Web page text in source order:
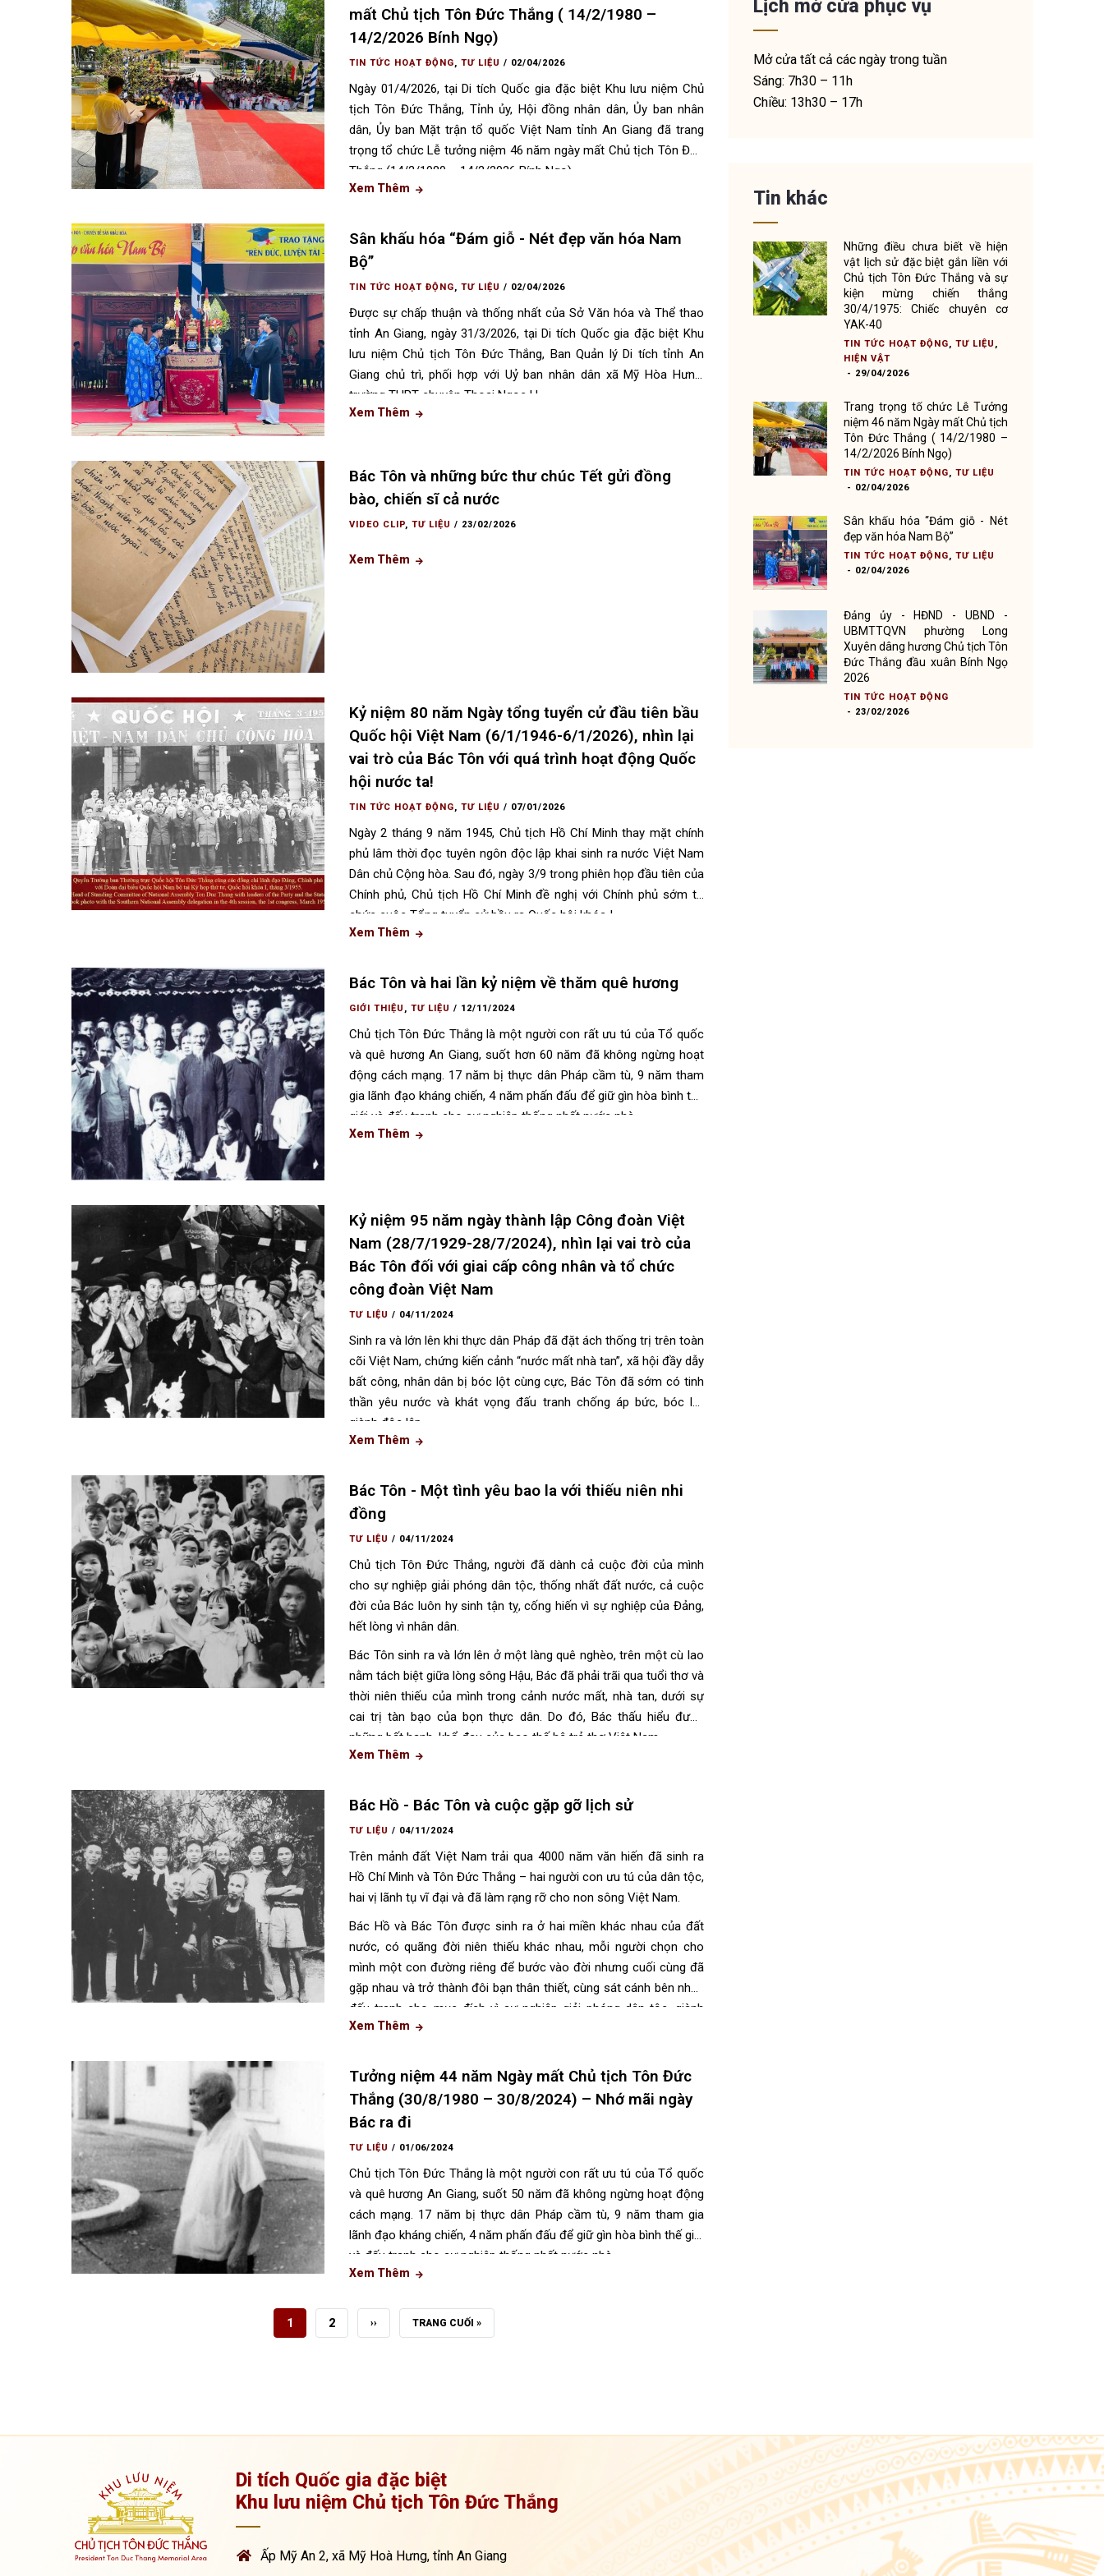
mất Chủ tịch Tôn Đức Thắng ( 14/2/1980 –
14/2/2026 Bính Ngọ)
TIN TỨC HOẠT ĐỘNG, TƯ LIỆU / 02/04/2026
Ngày 01/4/2026, tại Di tích Quốc gia đặc biệt Khu lưu niệm Chủ
tịch Tôn Đức Thắng, Tỉnh ủy, Hội đồng nhân dân, Ủy ban nhân
dân, Ủy ban Mặt trận tổ quốc Việt Nam tỉnh An Giang đã trang
trọng tổ chức Lễ tưởng niệm 46 năm ngày mất Chủ tịch Tôn Đức
Thắng (14/2/1980 – 14/2/2026 Bính Ngọ).
Xem Thêm
Sân khấu hóa “Đám giỗ - Nét đẹp văn hóa Nam
Bộ”
TIN TỨC HOẠT ĐỘNG, TƯ LIỆU / 02/04/2026
Được sự chấp thuận và thống nhất của Sở Văn hóa và Thể thao
tỉnh An Giang, ngày 31/3/2026, tại Di tích Quốc gia đặc biệt Khu
lưu niệm Chủ tịch Tôn Đức Thắng, Ban Quản lý Di tích tỉnh An
Giang chủ trì, phối hợp với Uỷ ban nhân dân xã Mỹ Hòa Hưng,
trường THPT chuyên Thoại Ngọc H
Xem Thêm
Bác Tôn và những bức thư chúc Tết gửi đồng
bào, chiến sĩ cả nước
VIDEO CLIP, TƯ LIỆU / 23/02/2026
Xem Thêm
Kỷ niệm 80 năm Ngày tổng tuyển cử đầu tiên bầu
Quốc hội Việt Nam (6/1/1946-6/1/2026), nhìn lại
vai trò của Bác Tôn với quá trình hoạt động Quốc
hội nước ta!
TIN TỨC HOẠT ĐỘNG, TƯ LIỆU / 07/01/2026
Ngày 2 tháng 9 năm 1945, Chủ tịch Hồ Chí Minh thay mặt chính
phủ lâm thời đọc tuyên ngôn độc lập khai sinh ra nước Việt Nam
Dân chủ Cộng hòa. Sau đó, ngày 3/9 trong phiên họp đầu tiên của
Chính phủ, Chủ tịch Hồ Chí Minh đề nghị với Chính phủ sớm tổ
chức cuộc Tổng tuyển cử bầu ra Quốc hội khóa I.
Xem Thêm
Bác Tôn và hai lần kỷ niệm về thăm quê hương
GIỚI THIỆU , TƯ LIỆU / 12/11/2024
Chủ tịch Tôn Đức Thắng là một người con rất ưu tú của Tổ quốc
và quê hương An Giang, suốt hơn 60 năm đã không ngừng hoạt
động cách mạng. 17 năm bị thực dân Pháp cầm tù, 9 năm tham
gia lãnh đạo kháng chiến, 4 năm phấn đấu để giữ gìn hòa bình thế
giới và đấu tranh cho sự nghiệp thống nhất nước nhà.
Xem Thêm
Kỷ niệm 95 năm ngày thành lập Công đoàn Việt
Nam (28/7/1929-28/7/2024), nhìn lại vai trò của
Bác Tôn đối với giai cấp công nhân và tổ chức
công đoàn Việt Nam
TƯ LIỆU / 04/11/2024
Sinh ra và lớn lên khi thực dân Pháp đã đặt ách thống trị trên toàn
cõi Việt Nam, chứng kiến cảnh “nước mất nhà tan”, xã hội đầy dẫy
bất công, nhân dân bị bóc lột cùng cực, Bác Tôn đã sớm có tinh
thần yêu nước và khát vọng đấu tranh chống áp bức, bóc lột
giành độc lập.
Xem Thêm
Bác Tôn - Một tình yêu bao la với thiếu niên nhi
đồng
TƯ LIỆU / 04/11/2024
Chủ tịch Tôn Đức Thắng, người đã dành cả cuộc đời của mình
cho sự nghiệp giải phóng dân tộc, thống nhất đất nước, cả cuộc
đời của Bác luôn hy sinh tận tỵ, cống hiến vì sự nghiệp của Đảng,
hết lòng vì nhân dân.
Bác Tôn sinh ra và lớn lên ở một làng quê nghèo, trên một cù lao
nằm tách biệt giữa lòng sông Hậu, Bác đã phải trãi qua tuổi thơ và
thời niên thiếu của mình trong cảnh nước mất, nhà tan, dưới sự
cai trị tàn bạo của bọn thực dân. Do đó, Bác thấu hiểu được
những bất hạnh, khổ đau của bao thế hệ trẻ thơ Việt Nam.
Xem Thêm
Bác Hồ - Bác Tôn và cuộc gặp gỡ lịch sử
TƯ LIỆU / 04/11/2024
Trên mảnh đất Việt Nam trải qua 4000 năm văn hiến đã sinh ra
Hồ Chí Minh và Tôn Đức Thắng – hai người con ưu tú của dân tộc,
hai vị lãnh tụ vĩ đại và đã làm rạng rỡ cho non sông Việt Nam.
Bác Hồ và Bác Tôn được sinh ra ở hai miền khác nhau của đất
nước, có quãng đời niên thiếu khác nhau, mỗi người chọn cho
mình một con đường riêng để bước vào đời nhưng cuối cùng đã
gặp nhau và trở thành đôi bạn thân thiết, cùng sát cánh bên nhau
đấu tranh cho mục đích vì sự nghiệp giải phóng dân tộc, giành
độc lập tự do cho tổ quốc.
Xem Thêm
Tưởng niệm 44 năm Ngày mất Chủ tịch Tôn Đức
Thắng (30/8/1980 – 30/8/2024) – Nhớ mãi ngày
Bác ra đi
TƯ LIỆU / 01/06/2024
Chủ tịch Tôn Đức Thắng là một người con rất ưu tú của Tổ quốc
và quê hương An Giang, suốt 50 năm đã không ngừng hoạt động
cách mạng. 17 năm bị thực dân Pháp cầm tù, 9 năm tham gia
lãnh đạo kháng chiến, 4 năm phấn đấu để giữ gìn hòa bình thế giới
và đấu tranh cho sự nghiệp thống nhất nước nhà.
Xem Thêm
TRANG
1 PAGE
2 TRANG
›› TRANG
TRANG CUỐI »
Lịch mở cửa phục vụ
Mở cửa tất cả các ngày trong tuần
Sáng: 7h30 – 11h
Chiều: 13h30 – 17h
Tin khác
Những điều chưa biết về hiện
vật lịch sử đặc biệt gắn liền với
Chủ tịch Tôn Đức Thắng và sự
kiện mừng chiến thắng
30/4/1975: Chiếc chuyên cơ
YAK-40
TIN TỨC HOẠT ĐỘNG, TƯ LIỆU ,
HIỆN VẬT
- 29/04/2026
Trang trọng tổ chức Lễ Tưởng
niệm 46 năm Ngày mất Chủ tịch
Tôn Đức Thắng ( 14/2/1980 –
14/2/2026 Bính Ngọ)
TIN TỨC HOẠT ĐỘNG, TƯ LIỆU
- 02/04/2026
Sân khấu hóa “Đám giỗ - Nét
đẹp văn hóa Nam Bộ”
TIN TỨC HOẠT ĐỘNG, TƯ LIỆU
- 02/04/2026
Đảng ủy - HĐND - UBND -
UBMTTQVN phường Long
Xuyên dâng hương Chủ tịch Tôn
Đức Thắng đầu xuân Bính Ngọ
2026
TIN TỨC HOẠT ĐỘNG
- 23/02/2026
Di tích Quốc gia đặc biệt
Khu lưu niệm Chủ tịch Tôn Đức Thắng
Ấp Mỹ An 2, xã Mỹ Hoà Hưng, tỉnh An Giang